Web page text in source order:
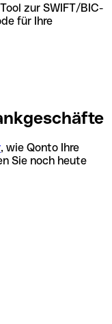
zur SWIFT/BIC-
für Ihre
, wie Qonto Ihre
Sie noch heute